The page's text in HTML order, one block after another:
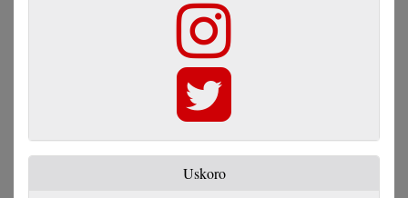
Uskoro